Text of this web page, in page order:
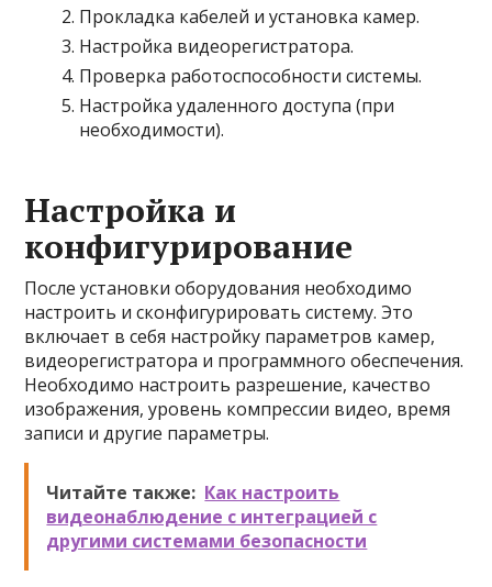
Прокладка кабелей и установка камер.
Настройка видеорегистратора.
Проверка работоспособности системы.
Настройка удаленного доступа (при
необходимости).
Настройка и
конфигурирование
После установки оборудования необходимо
настроить и сконфигурировать систему. Это
включает в себя настройку параметров камер,
видеорегистратора и программного обеспечения.
Необходимо настроить разрешение, качество
изображения, уровень компрессии видео, время
записи и другие параметры.
Читайте также: Как настроить
видеонаблюдение с интеграцией с
другими системами безопасности